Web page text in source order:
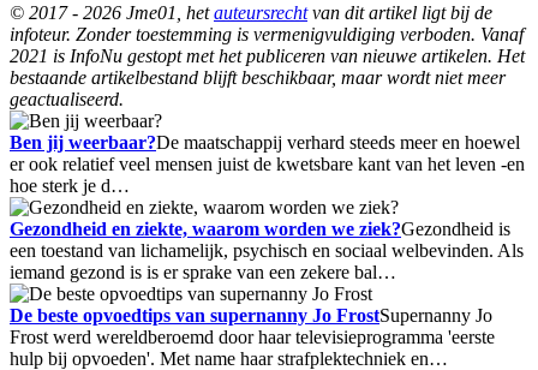
© 2017 - 2026 Jme01, hetauteursrechtvan dit artikel ligt bij de
infoteur. Zonder toestemming is vermenigvuldiging verboden. Vanaf
2021 is InfoNu gestopt met het publiceren van nieuwe artikelen. Het
bestaande artikelbestand blijft beschikbaar, maar wordt niet meer
geactualiseerd.
Ben jij weerbaar?De maatschappij verhard steeds meer en hoewel
er ook relatief veel mensen juist de kwetsbare kant van het leven -en
hoe sterk je d…
Gezondheid en ziekte, waarom worden we ziek?Gezondheid is
een toestand van lichamelijk, psychisch en sociaal welbevinden. Als
iemand gezond is is er sprake van een zekere bal…
De beste opvoedtips van supernanny Jo FrostSupernanny Jo
Frost werd wereldberoemd door haar televisieprogramma 'eerste
hulp bij opvoeden'. Met name haar strafplektechniek en…